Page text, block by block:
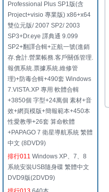
Professional Plus SP1版(含
Project+visio 專業版) x86+x64
雙位元版/ 2007 SP2/ 2003
SP3+Dr.eye 譯典通 9.099
SP2+翻譯合輯+正航一號(進銷
存.會計.營業帳務.客戶關係管理.
報價系統.票據系統.維修管
理)+防毒合輯+490套 Windows
7.VISTA.XP 專用 軟體合輯
+3850個 字型+24萬個 素材+音
效+網頁模版+簡報範本+450本
性愛教學+26套 算命軟體
+PAPAGO 7 衛星導航系統 繁體
中文 (8DVD9)
排行011 Windows XP、7、8
系統安裝USB隨身碟 繁體中文
DVD9版(2DVD9)